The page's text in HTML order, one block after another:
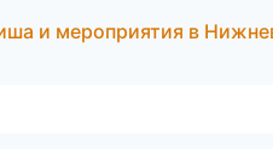
и мероприятия в